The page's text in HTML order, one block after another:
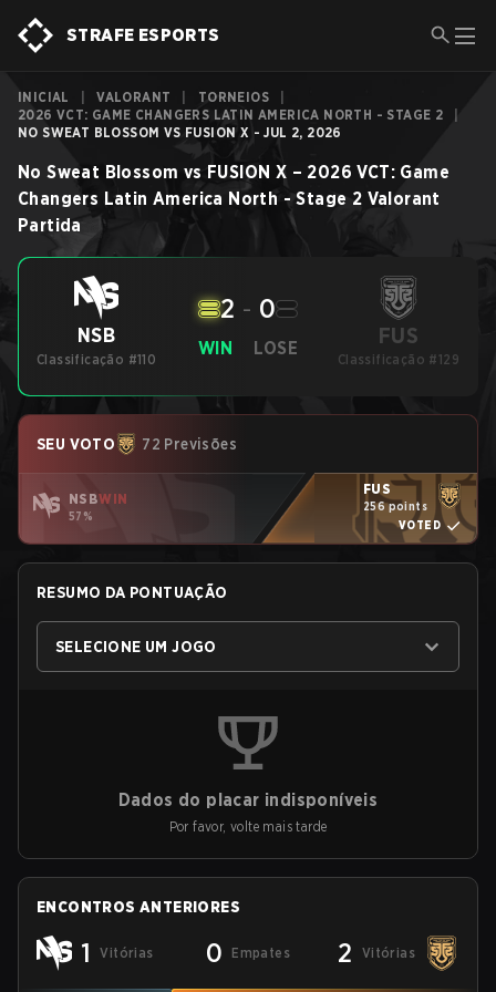
STRAFE ESPORTS
INICIAL VALORANT TORNEIOS
2026 VCT: GAME CHANGERS LATIN AMERICA NORTH - STAGE 2
NO SWEAT BLOSSOM VS FUSION X - JUL 2, 2026
No Sweat Blossom vs FUSION X – 2026 VCT: Game
Changers Latin America North - Stage 2 Valorant
Partida
NSB
Classificação #110
WIN
2 - 0
LOSE FUS
Classificação #129
SEU VOTO 72 Previsões
NSBWIN
57%
FUS
256 points
VOTED
RESUMO DA PONTUAÇÃO
SELECIONE UM JOGO
Dados do placar indisponíveis
Por favor, volte mais tarde
ENCONTROS ANTERIORES
1 Vitórias 0 Empates 2 Vitórias